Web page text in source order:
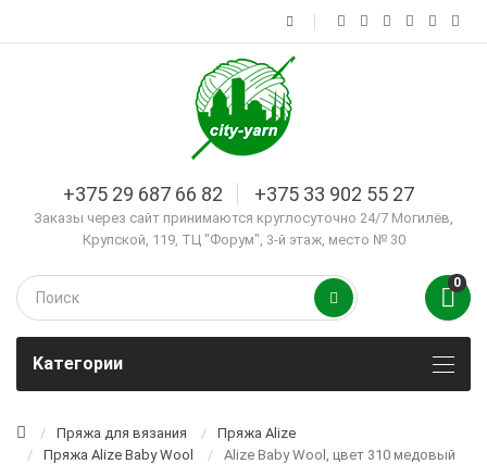
+375 29 687 66 82 +375 33 902 55 27
Заказы через сайт принимаются круглосуточно 24/7 Могилёв,
Крупской, 119, ТЦ "Форум", 3-й этаж, место № 30
0
Kатегории
Пряжа для вязания
Пряжа Alize
Пряжа Alize Baby Wool
Alize Baby Wool, цвет 310 медовый